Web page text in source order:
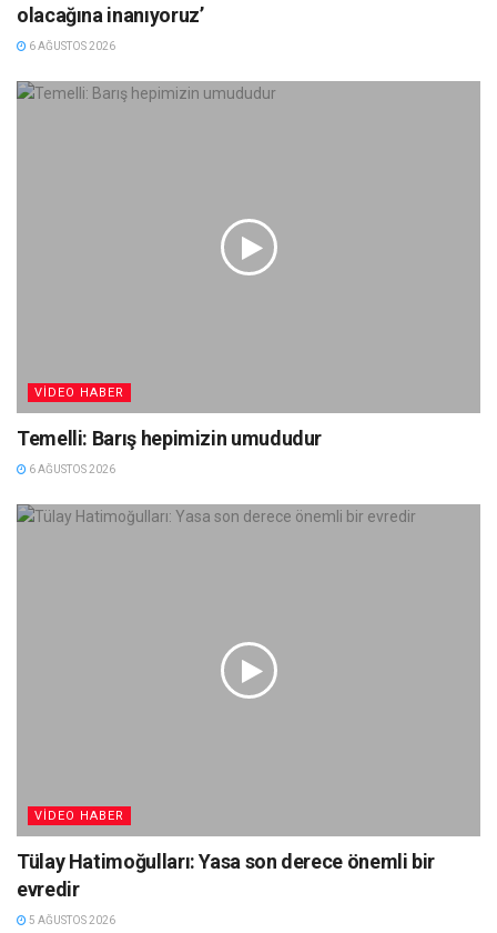
olacağına inanıyoruz’
6 AĞUSTOS 2026
VIDEO HABER
Temelli: Barış hepimizin umududur
6 AĞUSTOS 2026
VIDEO HABER
Tülay Hatimoğulları: Yasa son derece önemli bir
evredir
5 AĞUSTOS 2026